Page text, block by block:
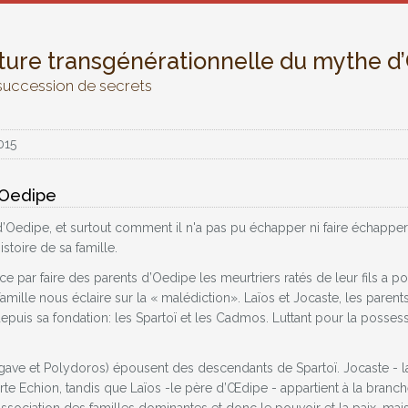
transgénérationnelle du mythe
de secrets
et surtout comment il n'a pas pu échapper ni faire
de sa famille.
par faire des parents d’Oedipe les meurtriers ratés de leur fils a
nous éclaire sur la « malédiction». Laïos et Jocaste, les
sa fondation: les Spartoï et les Cadmos. Luttant pour la
et Polydoros) épousent des descendants de Spartoï. Jocaste
Echion, tandis que Laïos -le père d’Œdipe - appartient à la